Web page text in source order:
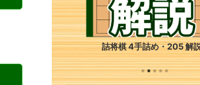
詰将棋 6手詰め・56 解説